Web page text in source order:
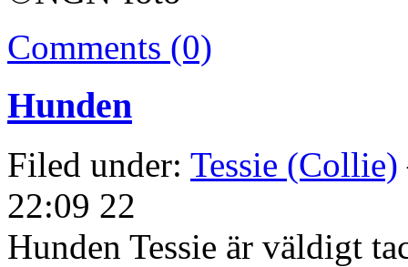
Comments (0)
Hunden
Filed under: Tessie (Collie)
22:09 22
Hunden Tessie är väldigt